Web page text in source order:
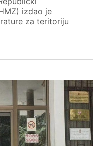
izdao je
za teritoriju